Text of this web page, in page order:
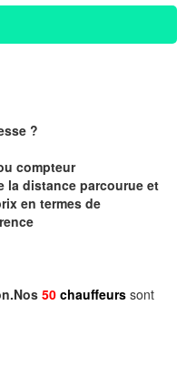
?
compteur
la distance parcourue et
en termes de
50 chauffeurs sont